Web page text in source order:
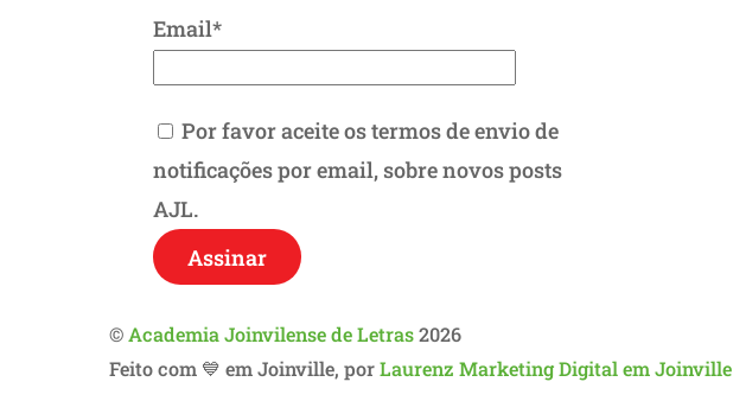
Email*
Por favor aceite os termos de envio de
notificações por email, sobre novos posts
AJL.
©Academia Joinvilense de Letras2026
Feito com 💙 em Joinville, porLaurenz Marketing Digital em Joinville